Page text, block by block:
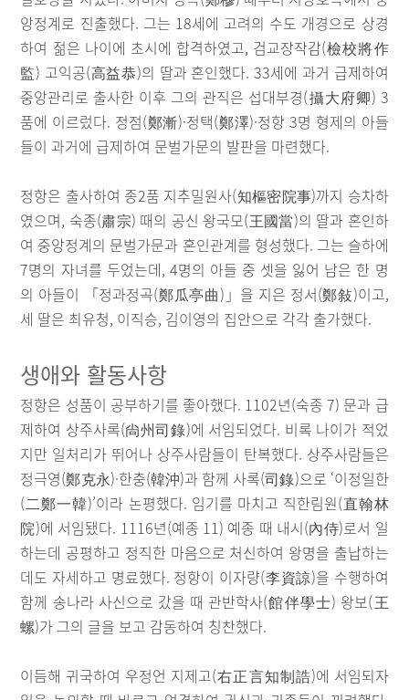
앙정계로 진출했다. 그는 18세에 고려의 수도 개경으로 상경
하여 젊은 나이에 초시에 합격하였고, 검교장작감(檢校將作
監) 고익공(高益恭)의 딸과 혼인했다. 33세에 과거 급제하여
중앙관리로 출사한 이후 그의 관직은 섭대부경(攝大府卿) 3
품에 이르렀다. 정점(鄭漸)·정택(鄭澤)·정항 3명 형제의 아들
들이 과거에 급제하여 문벌가문의 발판을 마련했다.
정항은 출사하여 종2품 지추밀원사(知樞密院事)까지 승차하
였으며, 숙종(肅宗) 때의 공신 왕국모(王國當)의 딸과 혼인하
여 중앙정계의 문벌가문과 혼인관계를 형성했다. 그는 슬하에
7명의 자녀를 두었는데, 4명의 아들 중 셋을 잃어 남은 한 명
의 아들이 「정과정곡(鄭瓜亭曲)」을 지은 정서(鄭敍)이고,
세 딸은 최유청, 이직승, 김이영의 집안으로 각각 출가했다.
생애와 활동사항
정항은 성품이 공부하기를 좋아했다. 1102년(숙종 7) 문과 급
제하여 상주사록(尙州司錄)에 서임되었다. 비록 나이가 적었
지만 일처리가 뛰어나 상주사람들이 탄복했다. 상주사람들은
정극영(鄭克永)·한충(韓沖)과 함께 사록(司錄)으로 ‘이정일한
(二鄭一韓)’이라 논평했다. 임기를 마치고 직한림원(直翰林
院)에 서임됐다. 1116년(예종 11) 예종 때 내시(內侍)로서 일
하는데 공평하고 정직한 마음으로 처신하여 왕명을 출납하는
데도 자세하고 명료했다. 정항이 이자량(李資諒)을 수행하여
함께 송나라 사신으로 갔을 때 관반학사(館伴學士) 왕보(王
螺)가 그의 글을 보고 감동하여 칭찬했다.
이듬해 귀국하여 우정언 지제고(右正言知制誥)에 서임되자